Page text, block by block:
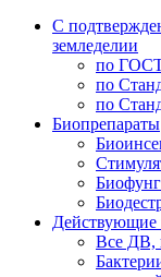
С
земледелии
по
по
по
Биопрепараты
Действующие
Все ДВ,